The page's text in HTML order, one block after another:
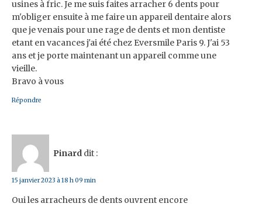
usines à fric. Je me suis faites arracher 6 dents pour
m'obliger ensuite à me faire un appareil dentaire alors
que je venais pour une rage de dents et mon dentiste
etant en vacances j'ai été chez Eversmile Paris 9. J'ai 53
ans et je porte maintenant un appareil comme une
vieille.
Bravo à vous
Répondre
Pinard dit :
15 janvier 2023 à 18 h 09 min
Oui les arracheurs de dents ouvrent encore